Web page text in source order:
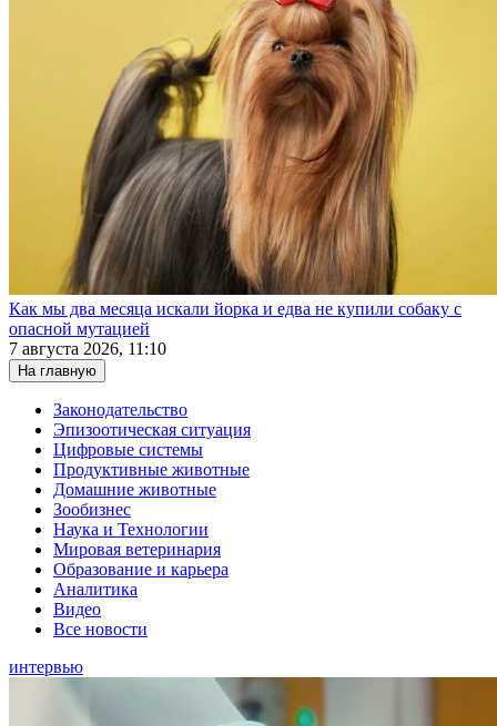
Как мы два месяца искали йорка и едва не купили собаку с
опасной мутацией
7 августа 2026, 11:10
На главную
Законодательство
Эпизоотическая ситуация
Цифровые системы
Продуктивные животные
Домашние животные
Зообизнес
Наука и Технологии
Мировая ветеринария
Образование и карьера
Аналитика
Видео
Все новости
интервью